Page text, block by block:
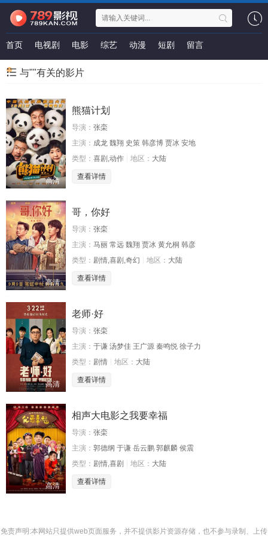
首页 电视剧 电影 综艺 动漫 短剧 留言
与""有关的影片
高清
熊猫计划
导演： 张栾
主演： 成龙 魏翔 史策 韩彦博 贾冰 安地
类型： 喜剧,动作 地区： 大陆
查看详情
高清
哥，你好
导演： 张栾
主演： 马丽 常远 魏翔 贾冰 黄允桐 韩彦
类型： 剧情,喜剧,奇幻 地区： 大陆
查看详情
高清
老师·好
导演： 张栾
主演： 于谦 汤梦佳 王广源 秦鸣悦 徐子力
类型： 剧情 地区： 大陆
查看详情
高清
相声大电影之我要幸福
导演： 张栾
主演： 郭德纲 于谦 岳云鹏 郭麒麟 侯震
类型： 剧情,喜剧 地区： 大陆
查看详情
免责声明:本网站只提供web页面服务，并不提供影片资源存储，也不参与录制、上传